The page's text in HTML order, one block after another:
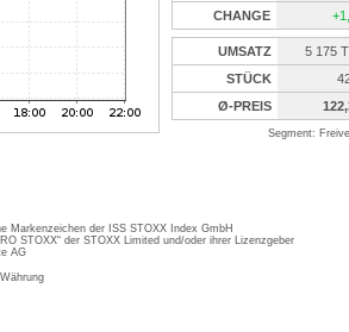
CHANGE
UMSATZ
5 175
STÜCK
Ø-PREIS
Segment:
der ISS STOXX Index GmbH
STOXX“ der STOXX Limited und/oder ihrer Lizenzgeber
AG